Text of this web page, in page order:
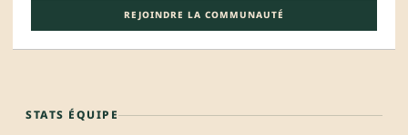
REJOINDRE LA COMMUNAUTÉ
STATS ÉQUIPE